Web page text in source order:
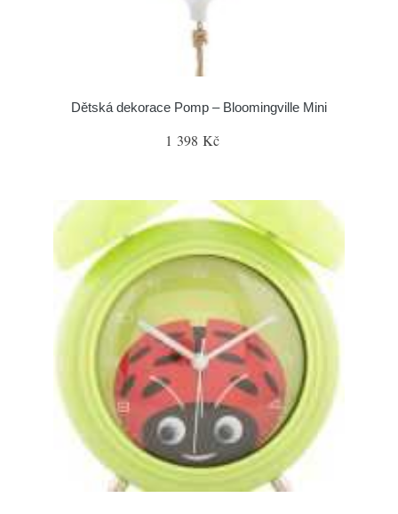
Dětská dekorace Pomp – Bloomingville Mini
1 398 Kč